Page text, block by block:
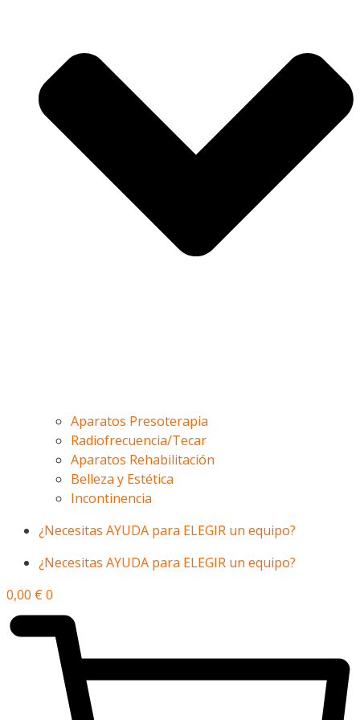
Aparatos Presoterapia
Radiofrecuencia/Tecar
Aparatos Rehabilitación
Belleza y Estética
Incontinencia
¿Necesitas AYUDA para ELEGIR un equipo?
¿Necesitas AYUDA para ELEGIR un equipo?
0,00 €0